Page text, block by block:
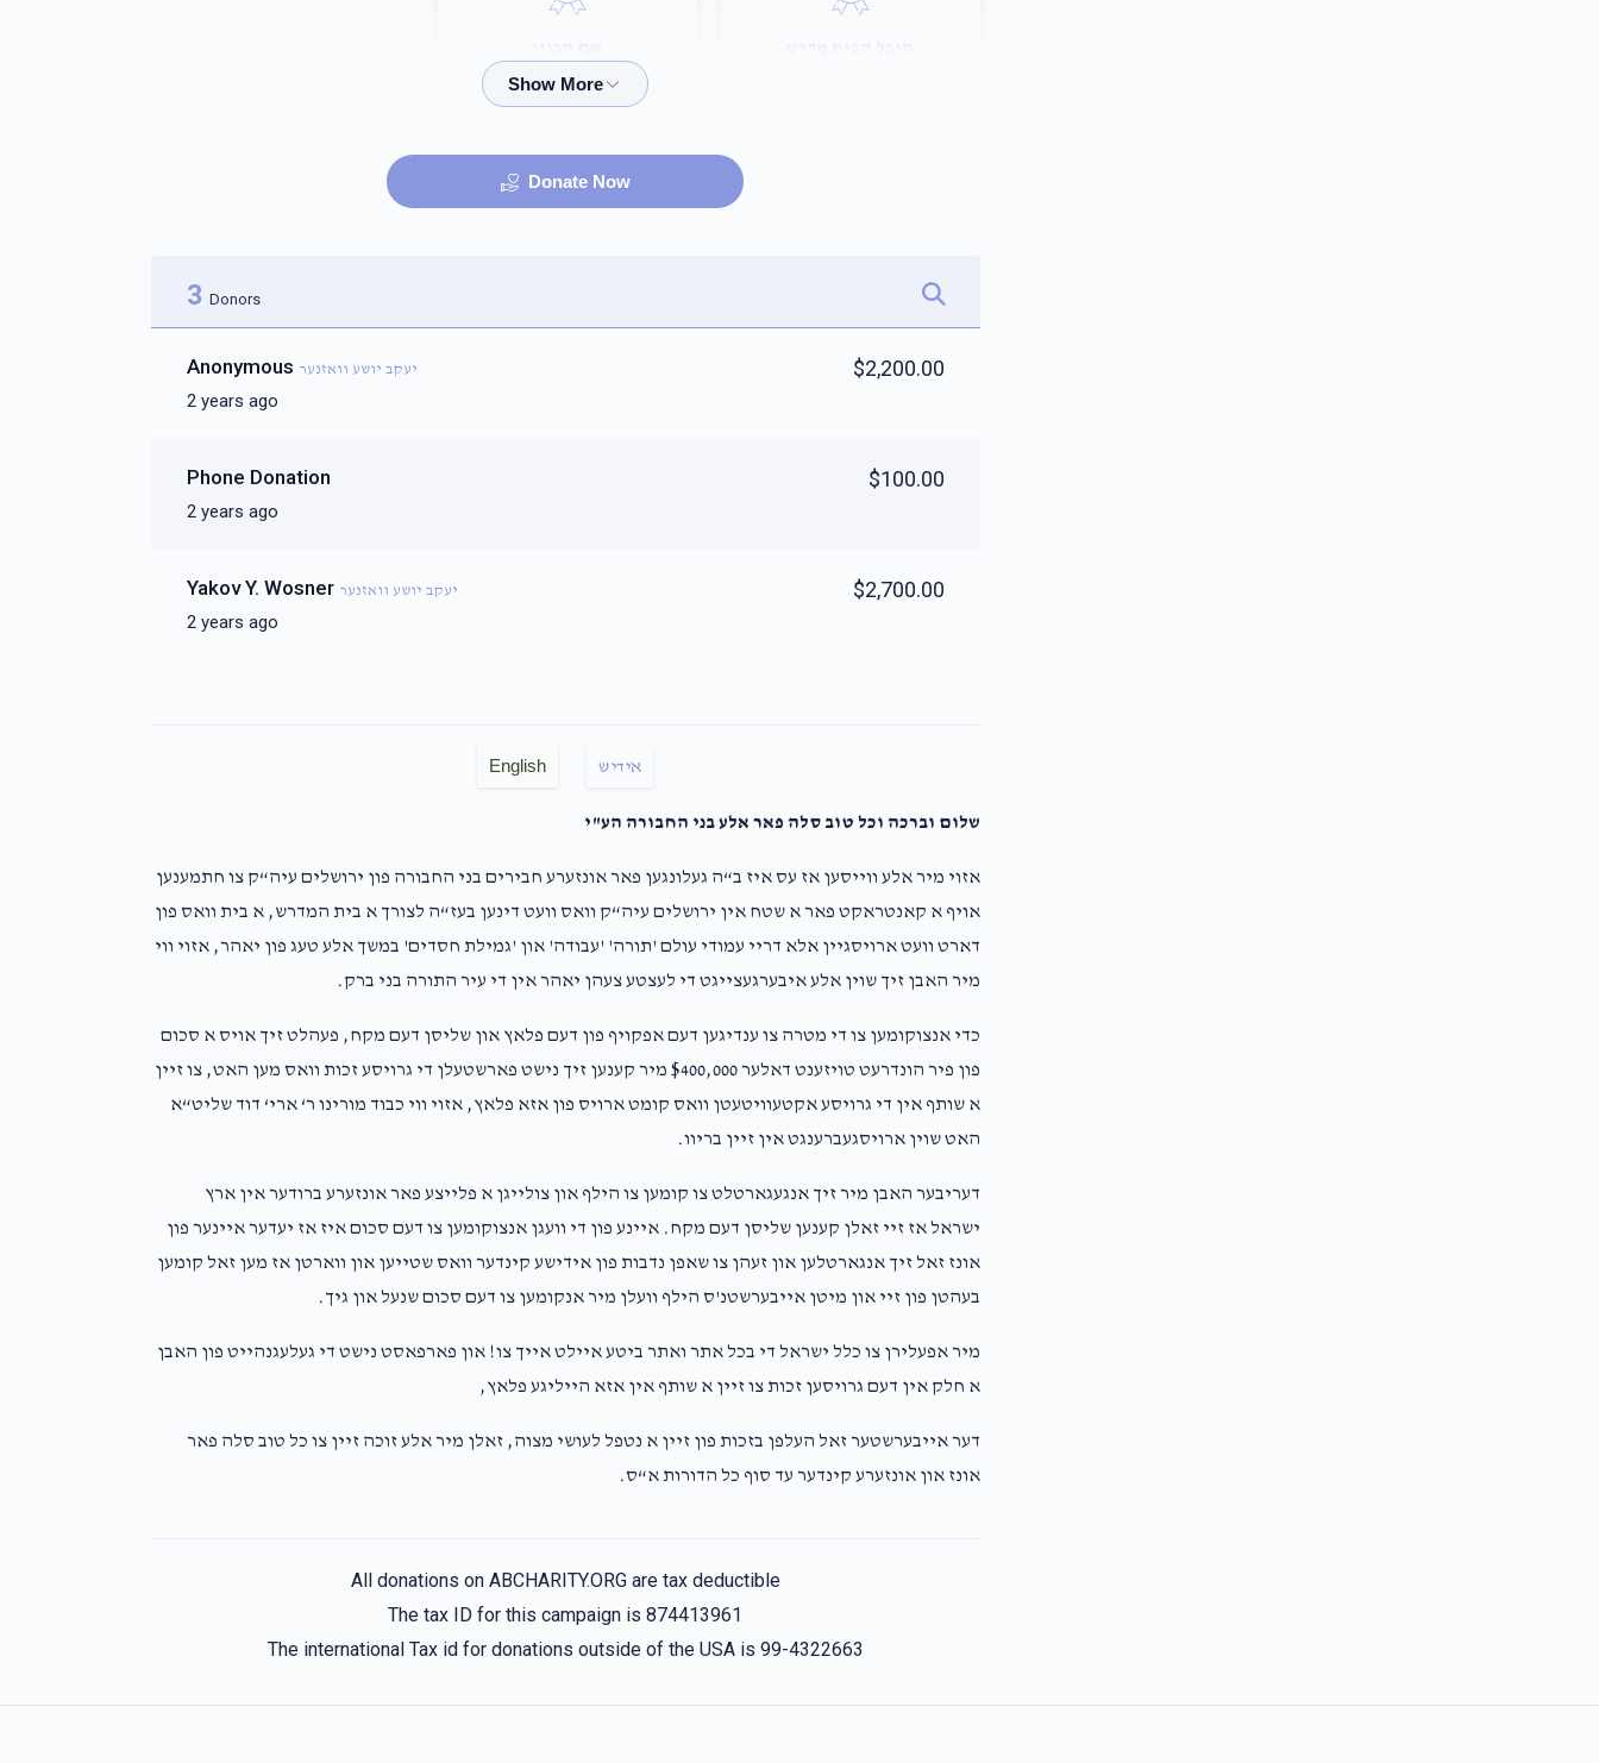
$100,000.00
Donate Now
3 Donors
Anonymous יעקב יושע וואזנער
2 years ago
$2,200.00
Phone Donation
2 years ago
$100.00
Yakov Y. Wosner יעקב יושע וואזנער
2 years ago
$2,700.00
English אידיש
שלום וברכה וכל טוב סלה פאר אלע בני החבורה הע"י
אזוי מיר אלע ווייסען אז עס איז ב“ה געלונגען פאר אונזערע חבירים בני החבורה פון ירושלים עיה“ק צו חתמענען
אויף א קאנטראקט פאר א שטח אין ירושלים עיה“ק וואס וועט דינען בעז“ה לצורך א בית המדרש, א בית וואס פון
דארט וועט ארויסגיין אלא דריי עמודי עולם 'תורה' 'עבודה' און 'גמילת חסדים' במשך אלע טעג פון יאהר, אזוי ווי
מיר האבן זיך שוין אלע איבערגעצייגט די לעצטע צעהן יאהר אין די עיר התורה בני ברק.
כדי אנצוקומען צו די מטרה צו ענדיגען דעם אפקויף פון דעם פלאץ און שליסן דעם מקח, פעהלט זיך אויס א סכום
פון פיר הונדרעט טויזענט דאלער $400,000 מיר קענען זיך נישט פארשטעלן די גרויסע זכות וואס מען האט, צו זיין
א שותף אין די גרויסע אקטעוויטעטן וואס קומט ארויס פון אזא פלאץ, אזוי ווי כבוד מורינו ר‘ ארי‘ דוד שליט“א
האט שוין ארויסגעברענגט אין זיין בריוו.
דעריבער האבן מיר זיך אנגעגארטלט צו קומען צו הילף און צולייגן א פלייצע פאר אונזערע ברודער אין ארץ
ישראל אז זיי זאלן קענען שליסן דעם מקח. איינע פון די וועגן אנצוקומען צו דעם סכום איז אז יעדער איינער פון
אונז זאל זיך אנגארטלען און זעהן צו שאפן נדבות פון אידישע קינדער וואס שטייען און ווארטן אז מען זאל קומען
בעהטן פון זיי און מיטן אייבערשטנ'ס הילף וועלן מיר אנקומען צו דעם סכום שנעל און גיך.
מיר אפעלירן צו כלל ישראל די בכל אתר ואתר ביטע איילט אייך צו! און פארפאסט נישט די געלעגנהייט פון האבן
א חלק אין דעם גרויסען זכות צו זיין א שותף אין אזא הייליגע פלאץ,
דער אייבערשטער זאל העלפן בזכות פון זיין א נטפל לעושי מצוה, זאלן מיר אלע זוכה זיין צו כל טוב סלה פאר
אונז און אונזערע קינדער עד סוף כל הדורות א“ס.
All donations on ABCHARITY.ORG are tax deductible
The tax ID for this campaign is 874413961
The international Tax id for donations outside of the USA is 99-4322663